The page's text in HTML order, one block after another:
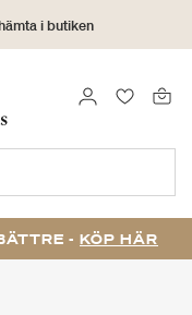
i butiken
LOGGA IN
- KÖP HÄR